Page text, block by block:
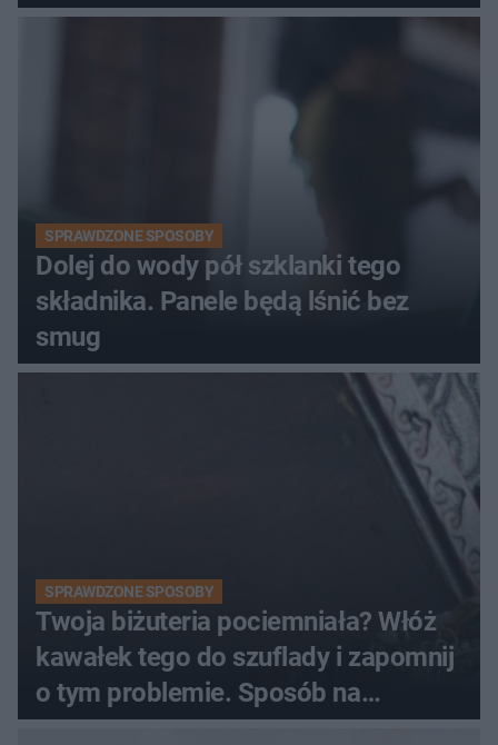
kobiety
SPRAWDZONE SPOSOBY
Dolej do wody pół szklanki tego
składnika. Panele będą lśnić bez
smug
SPRAWDZONE SPOSOBY
Twoja biżuteria pociemniała? Włóż
kawałek tego do szuflady i zapomnij
o tym problemie. Sposób na
pociemniałą biżuterię